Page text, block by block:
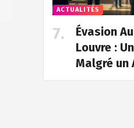
ACTUALITÉS
Évasion
Louvre :
Malgré un